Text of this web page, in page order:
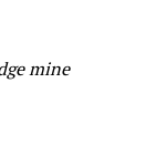
mine